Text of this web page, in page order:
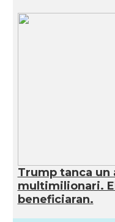
Trump tanca un
multimilionari.
beneficiaran.